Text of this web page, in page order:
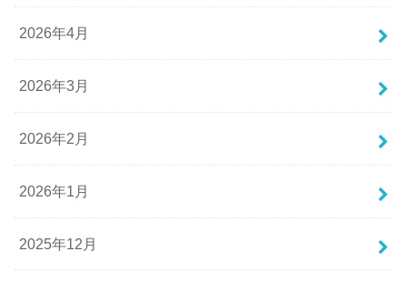
2026年4月
2026年3月
2026年2月
2026年1月
2025年12月